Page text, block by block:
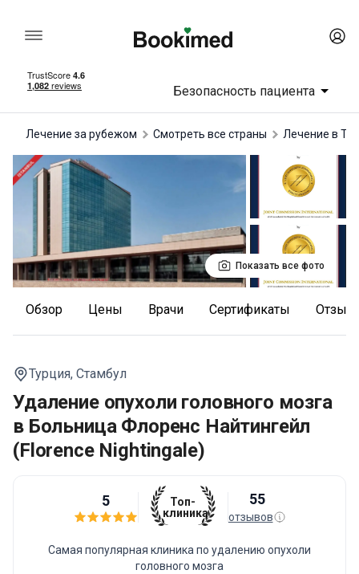
Безопасность пациента
Лечение за рубежом Смотреть все страны лечение в
Показать все фото
Обзор Цены Врачи Сертификаты
Турция, Стамбул
Удаление опухоли головного мозга
в Больница Флоренс Найтингейл
(Florence Nightingale)
5
Топ-
клиника
55
отзывов
Самая популярная клиника по удалению опухоли
головного мозга